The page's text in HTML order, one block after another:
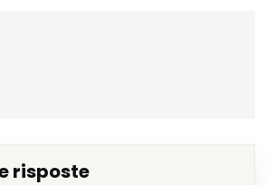
risposte